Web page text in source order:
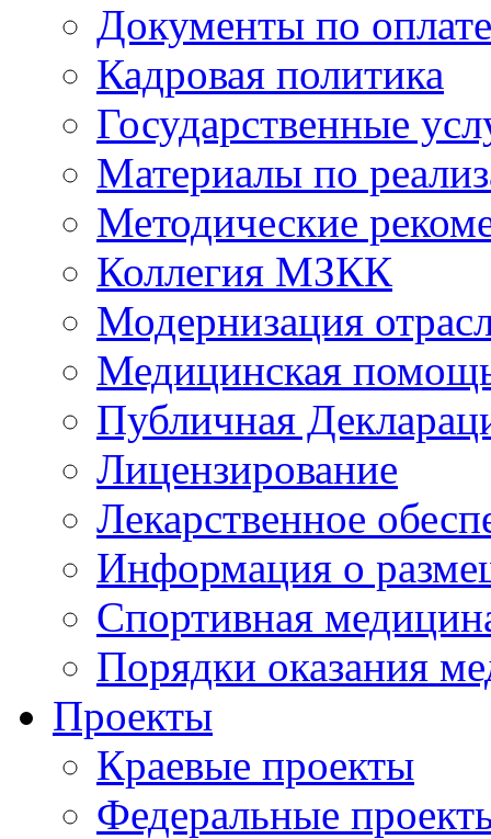
Документы по
Кадровая политика
Государственные
Материалы по
Методические
Коллегия МЗКК
Модернизация
Медицинская
Публичная
Лицензирование
Лекарственное
Информация о
Спортивная
Порядки оказания
Проекты
Краевые проекты
Федеральные